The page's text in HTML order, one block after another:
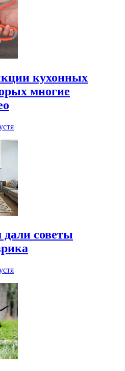
кухонных
многие
советы